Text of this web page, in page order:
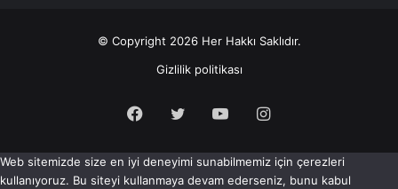
© Copyright 2026 Her Hakkı Saklıdır.
Gizlilik politikası
Facebook
X YouTubeInstagram
Web sitemizde size en iyi deneyimi sunabilmemiz için çerezleri
kullanıyoruz. Bu siteyi kullanmaya devam ederseniz, bunu kabul